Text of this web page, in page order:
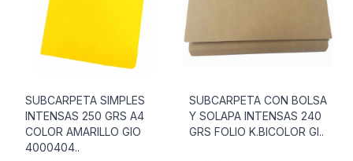
SUBCARPETA SIMPLES
INTENSAS 250 GRS A4
COLOR AMARILLO GIO
4000404..
SUBCARPETA CON BOLSA
Y SOLAPA INTENSAS 240
GRS FOLIO K.BICOLOR GI..